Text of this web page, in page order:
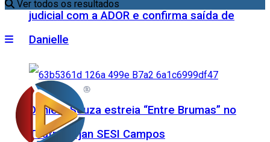
judicial com a ADOR e confirma saída de
Danielle
Daniele Souza estreia “Entre Brumas” no
Teatro Firjan SESI Campos
Ver todos os resultados